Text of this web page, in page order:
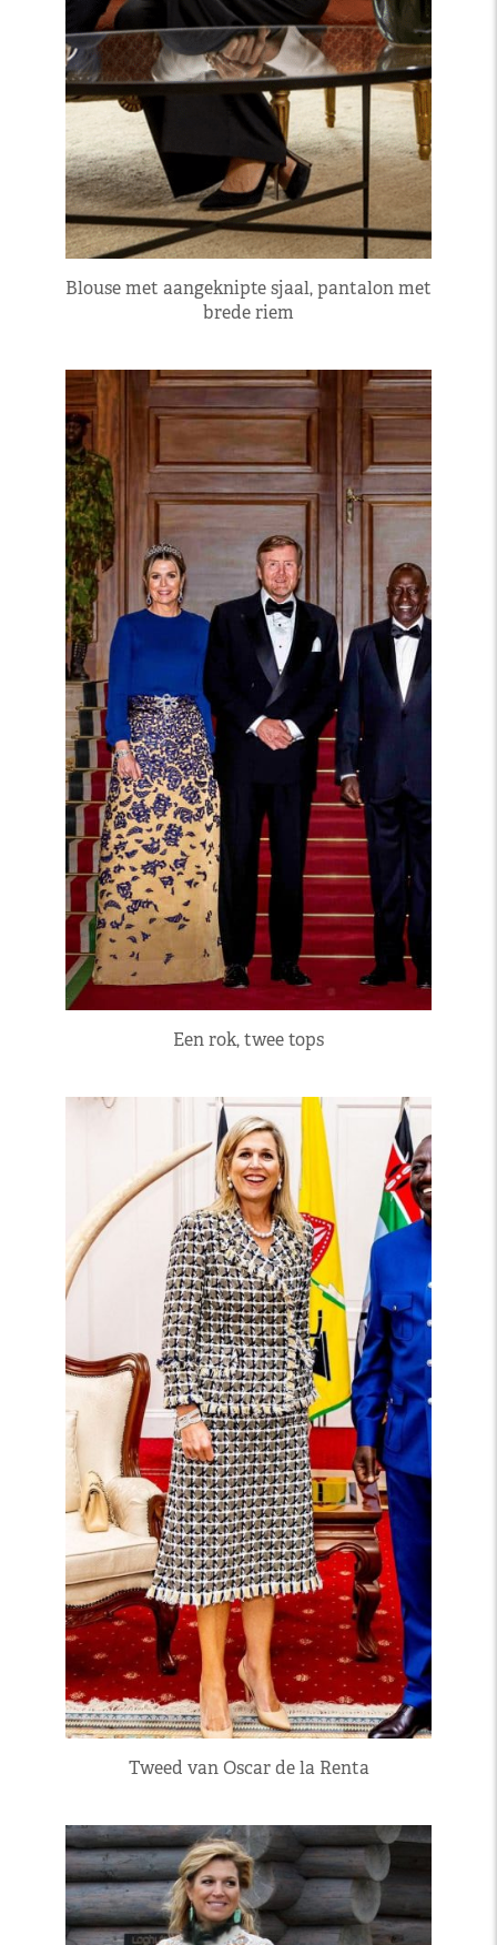
Blouse met aangeknipte sjaal, pantalon met
brede riem
Een rok, twee tops
Tweed van Oscar de la Renta